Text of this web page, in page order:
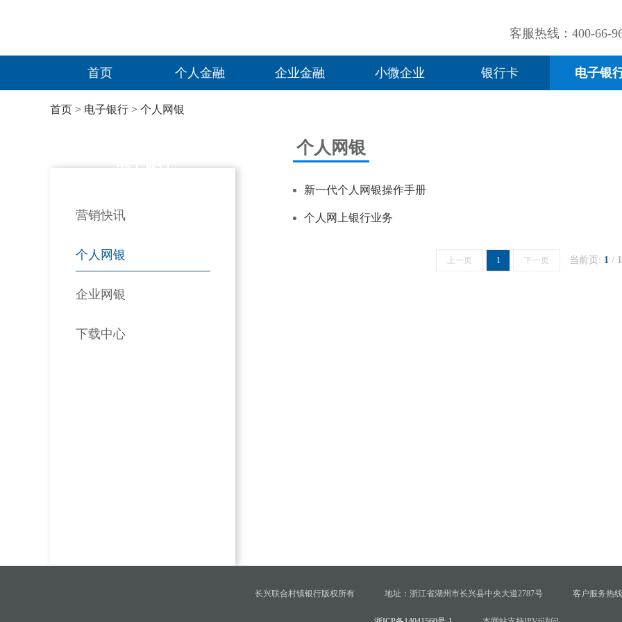
客服热线：400-66-
首页 个人金融 企业金融 小微企业 银行卡 电子银
首页 > 电子银行 > 个人网银
电子银行
营销快讯
个人网银
企业网银
下载中心
个人网银
新一代个人网银操作手册
个人网上银行业务
上一页 1 下一页 当前页: 1 / 1
长兴联合村镇银行版权所有 地址：浙江省湖州市长兴县中央大道2787号 客户服务热